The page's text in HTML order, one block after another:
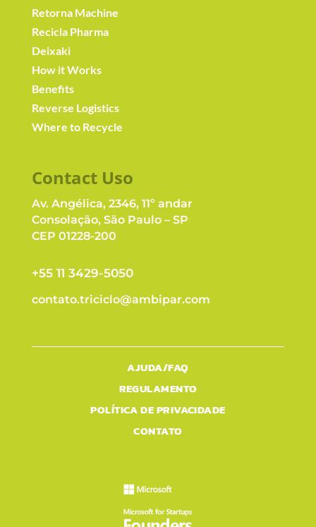
Retorna Machine
Recicla Pharma
Deixaki
How it Works
Benefits
Reverse Logistics
Where to Recycle
Contact Uso
Av. Angélica, 2346, 11º andar
Consolação, São Paulo – SP
CEP 01228-200
+55 11 3429-5050
contato.triciclo@ambipar.com
AJUDA/FAQ
REGULAMENTO
POLÍTICA DE PRIVACIDADE
CONTATO